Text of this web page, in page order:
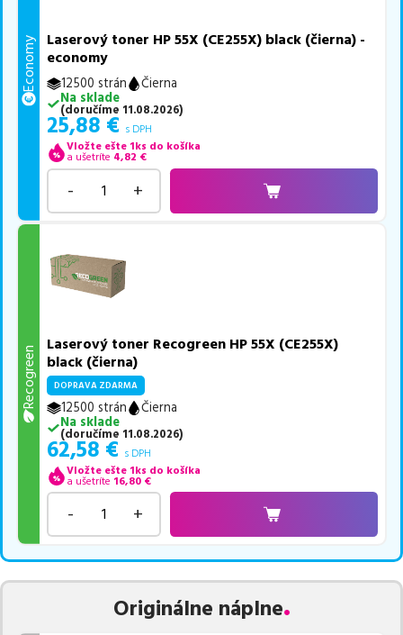
Economy
Laserový toner HP 55X (CE255X) black (čierna) -
economy
12500 strán
Čierna
Na sklade
(doručíme 11.08.2026)
25,88 € s DPH
Vložte ešte 1ks do košíka
a ušetríte 4,82 €
- +
Recogreen
Laserový toner Recogreen HP 55X (CE255X)
black (čierna)
DOPRAVA ZDARMA
12500 strán
Čierna
Na sklade
(doručíme 11.08.2026)
62,58 € s DPH
Vložte ešte 1ks do košíka
a ušetríte 16,80 €
- +
Originálne náplne